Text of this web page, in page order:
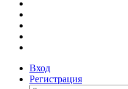
Вход
Регистрация